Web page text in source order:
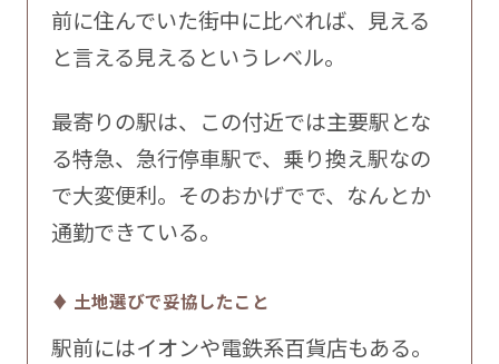
前に住んでいた街中に比べれば、見える
と言える見えるというレベル。
最寄りの駅は、この付近では主要駅とな
る特急、急行停車駅で、乗り換え駅なの
で大変便利。そのおかげでで、なんとか
通勤できている。
♦ 土地選びで妥協したこと
駅前にはイオンや電鉄系百貨店もある。